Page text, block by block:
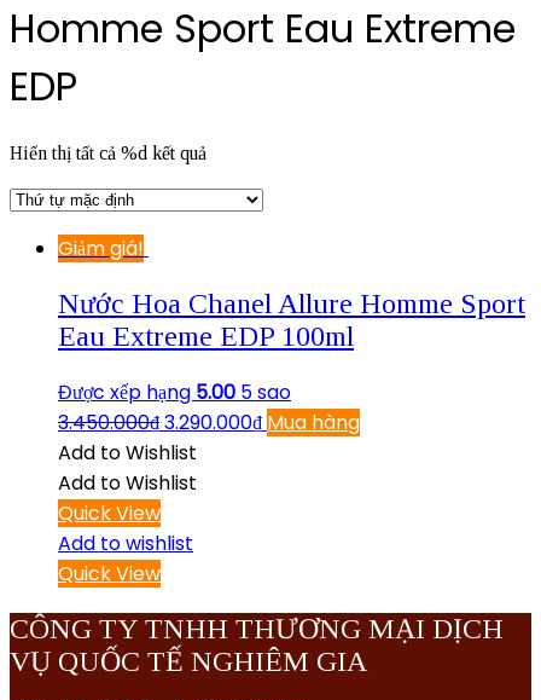
Homme Sport Eau Extreme
EDP
Hiển thị tất cả %d kết quả
Giảm giá!
Nước Hoa Chanel Allure Homme Sport
Eau Extreme EDP 100ml
Được xếp hạng 5.00 5 sao
3.450.000₫3.290.000₫ Mua hàng
Add to Wishlist
Add to Wishlist
Quick View
Add to wishlist
Quick View
CÔNG TY TNHH THƯƠNG MẠI DỊCH
VỤ QUỐC TẾ NGHIÊM GIA